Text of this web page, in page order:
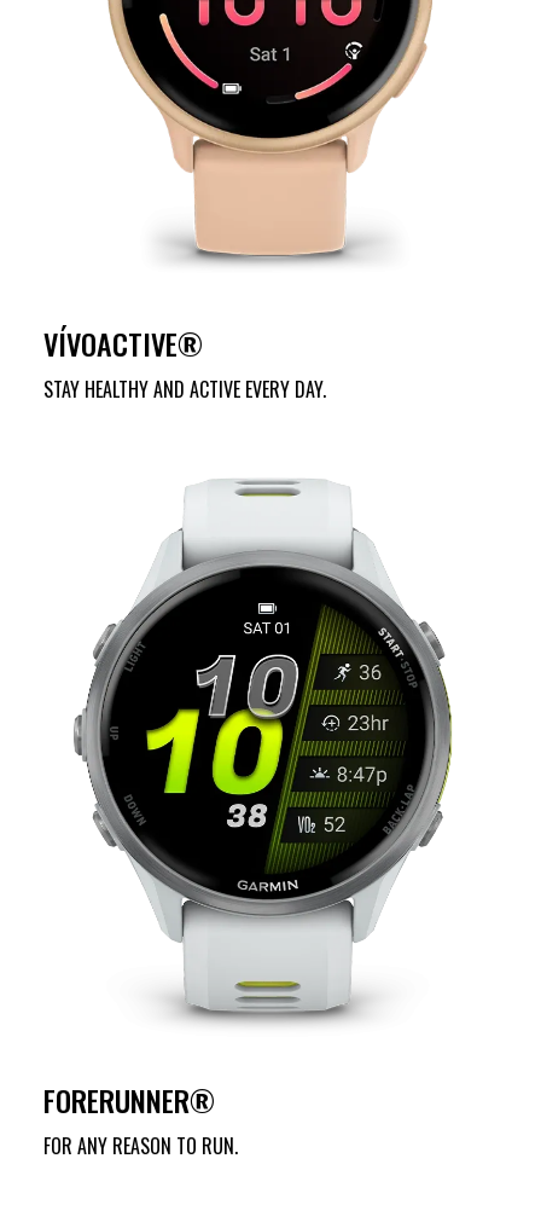
VÍVOACTIVE®
STAY HEALTHY AND ACTIVE EVERY DAY.
FORERUNNER®
FOR ANY REASON TO RUN.